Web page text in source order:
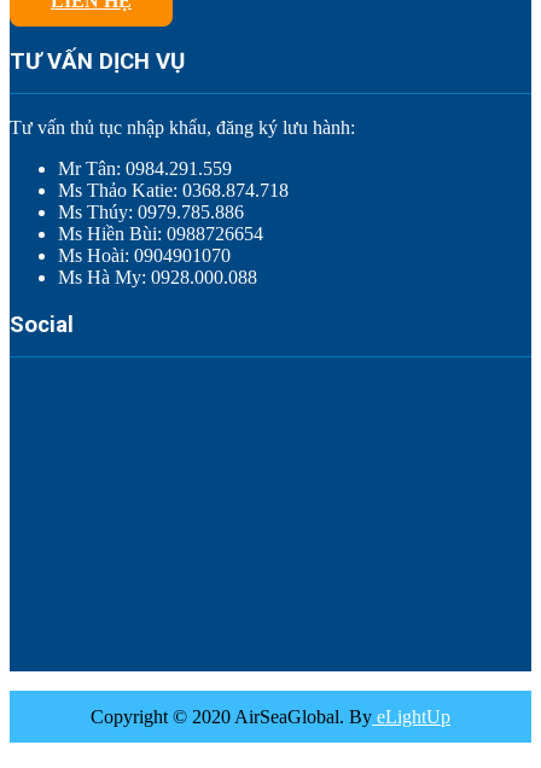
TƯ VẤN DỊCH VỤ
Tư vấn thủ tục nhập khẩu, đăng ký lưu hành:
Mr Tân: 0984.291.559
Ms Thảo Katie: 0368.874.718
Ms Thúy: 0979.785.886
Ms Hiền Bùi: 0988726654
Ms Hoài: 0904901070
Ms Hà My: 0928.000.088
Social
Copyright © 2020 AirSeaGlobal. By eLightUp